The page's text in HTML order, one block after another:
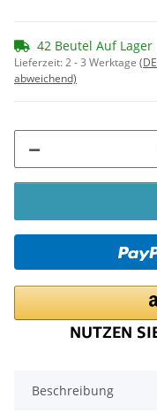
42 Beutel Auf Lager
Lieferzeit:2 - 3 Werktage
abweichend)
Beschreibung